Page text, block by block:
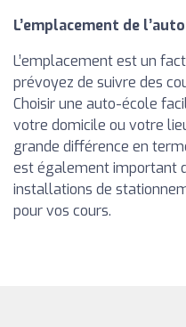
L’emplacement de
L’emplacement est un
prévoyez de suivre des
Choisir une auto-école
votre domicile ou votre
grande différence en
est également important
installations de
pour vos cours.